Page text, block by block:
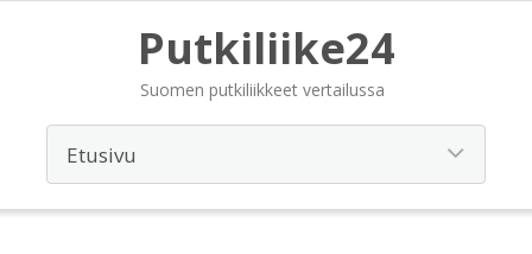
Putkiliike24
Suomen putkiliikkeet vertailussa